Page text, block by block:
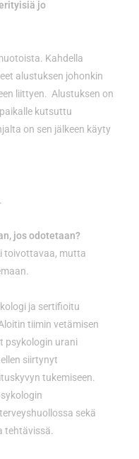
jo
Kahdella
alustuksen johonkin
liittyen. Alustuksen on
kutsuttu
on sen jälkeen käyty
jos odotetaan?
toivottavaa, mutta
ja sertifioitu
tiimin vetämisen
psykologin urani
siirtynyt
tukemiseen.
sekä
tehtävissä.